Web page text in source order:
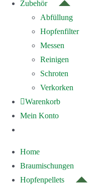
Zubehör
Abfüllung
Hopfenfilter
Messen
Reinigen
Schroten
Verkorken
Warenkorb
Mein Konto
Home
Braumischungen
Hopfenpellets